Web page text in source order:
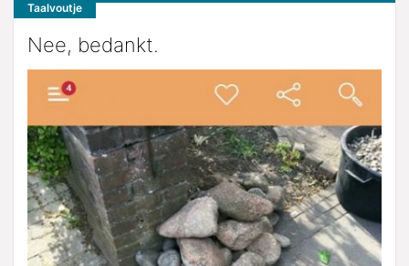
Taalvoutje
Nee, bedankt.